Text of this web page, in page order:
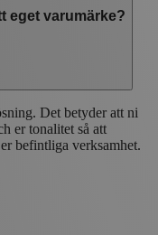
eget varumärke?
Det betyder att ni
er tonalitet så att
befintliga verksamhet.